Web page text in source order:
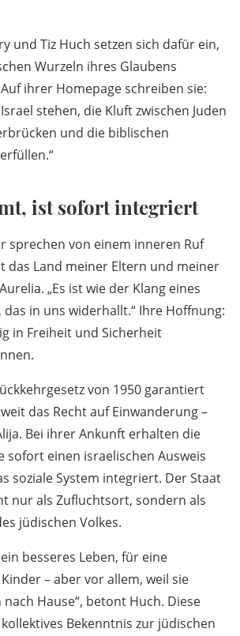
und Tiz Huch setzen sich dafür ein,
Wurzeln ihres Glaubens
ihrer Homepage schreiben sie:
stehen, die Kluft zwischen Juden
und die biblischen
ist sofort integriert
sprechen von einem inneren Ruf
das Land meiner Eltern und meiner
„Es ist wie der Klang eines
das in uns widerhallt.“ Ihre Hoffnung:
in Freiheit und Sicherheit
von 1950 garantiert
das Recht auf Einwanderung –
Bei ihrer Ankunft erhalten die
sofort einen israelischen Ausweis
soziale System integriert. Der Staat
nur als Zufluchtsort, sondern als
jüdischen Volkes.
besseres Leben, für eine
– aber vor allem, weil sie
Hause“, betont Huch. Diese
Bekenntnis zur jüdischen